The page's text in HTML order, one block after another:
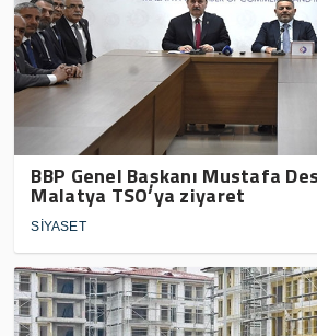
BBP Genel Başkanı Mustafa
Malatya TSO’ya ziyaret
SİYASET